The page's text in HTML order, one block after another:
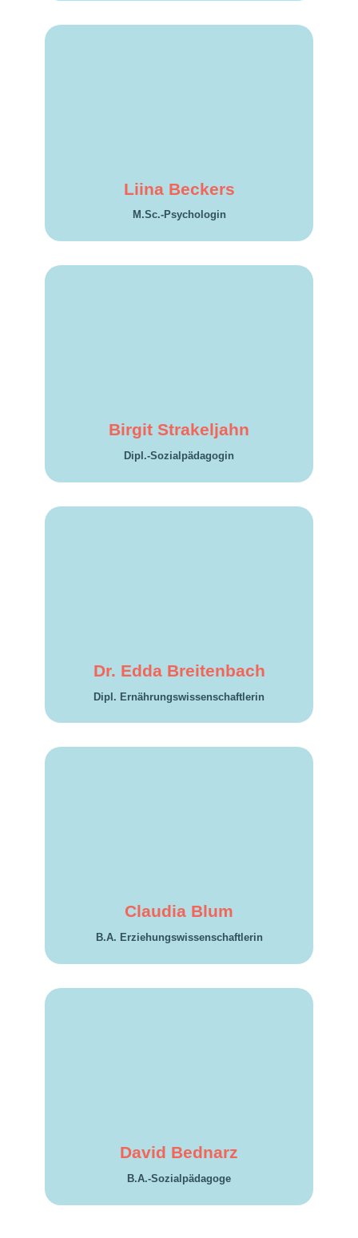
Liina Beckers
M.Sc.-Psychologin
Birgit Stra­kel­jahn
Dipl.-Sozialpädagogin
Dr. Edda Brei­ten­bach
Dipl. Ernäh­rungs­wis­sen­schaft­lerin
Claudia Blum
B.A. Erzie­hungs­wis­sen­schaft­lerin
David Bednarz
B.A.-Sozialpädagoge